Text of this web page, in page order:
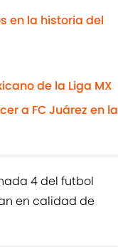
en la historia del
de la Liga MX
a FC Juárez en la
4 del futbol
en calidad de